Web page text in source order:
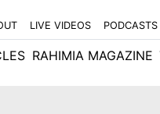
LIVE VIDEOS PODCASTS
RAHIMIA MAGAZINE